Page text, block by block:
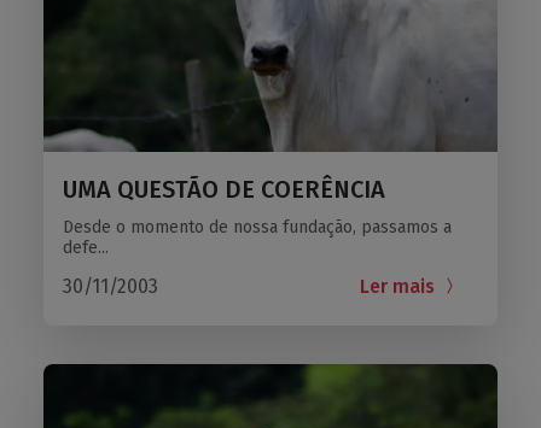
UMA QUESTÃO DE COERÊNCIA
Desde o momento de nossa fundação, passamos a
defe...
30/11/2003 Ler mais